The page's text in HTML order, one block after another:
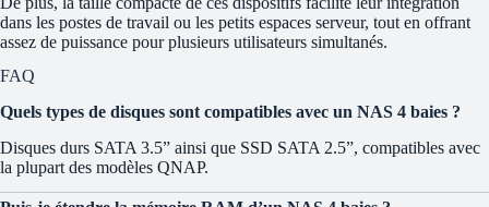
dans les postes de travail ou les petits espaces serveur, tout en offrant
assez de puissance pour plusieurs utilisateurs simultanés.
FAQ
Quels types de disques sont compatibles avec un NAS 4 baies ?
Disques durs SATA 3.5” ainsi que SSD SATA 2.5”, compatibles avec
la plupart des modèles QNAP.